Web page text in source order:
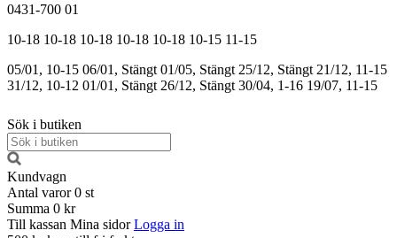
0431-700 01
10-18 10-18 10-18 10-18 10-18 10-15 11-15
05/01, 10-15 06/01, Stängt 01/05, Stängt 25/12, Stängt 21/12, 11-15
31/12, 10-12 01/01, Stängt 26/12, Stängt 30/04, 1-16 19/07, 11-15
Sök i butiken
Kundvagn
Antal varor 0 st
Summa 0 kr
Till kassan Mina sidor Logga in